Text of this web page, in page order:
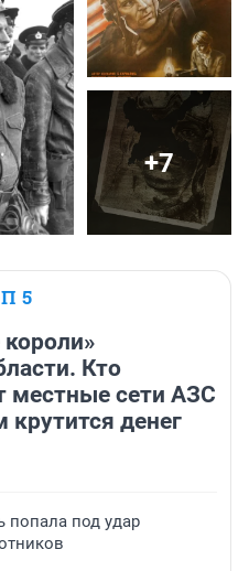
+7
5
Кто
местные сети АЗС
крутится денег
попала под удар